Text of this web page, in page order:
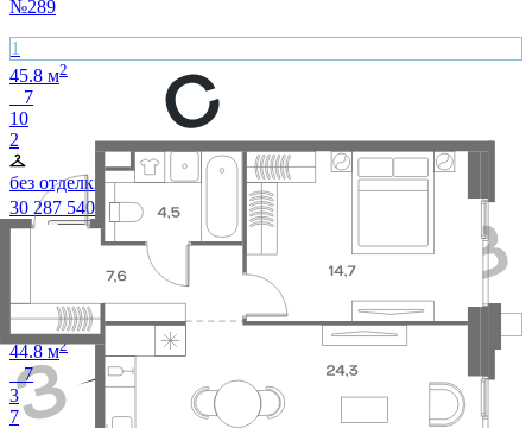
№289
1
45.8 м2
7
10
2
без отделки
30 287 540 ₽
1
44.8 м2
7
3
7